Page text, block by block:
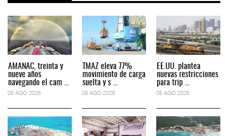
AMANAC, treinta y
nueve años
navegando el cam ...
05 AGO 2026
TMAZ eleva 77%
movimiento de carga
suelta y s ...
05 AGO 2026
EE.UU. plantea
nuevas restricciones
para trip ...
05 AGO 2026